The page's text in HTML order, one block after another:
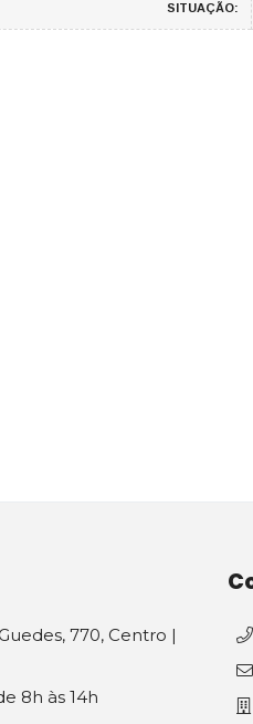
SITUAÇÃO:
770, Centro |
8h às 14h